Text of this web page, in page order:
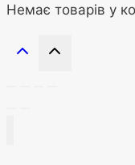
Немає товарів у